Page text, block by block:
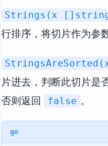
Strings(x
行排序，将切片作为参
片进去，判断此切片是
否则返回
false 。
go